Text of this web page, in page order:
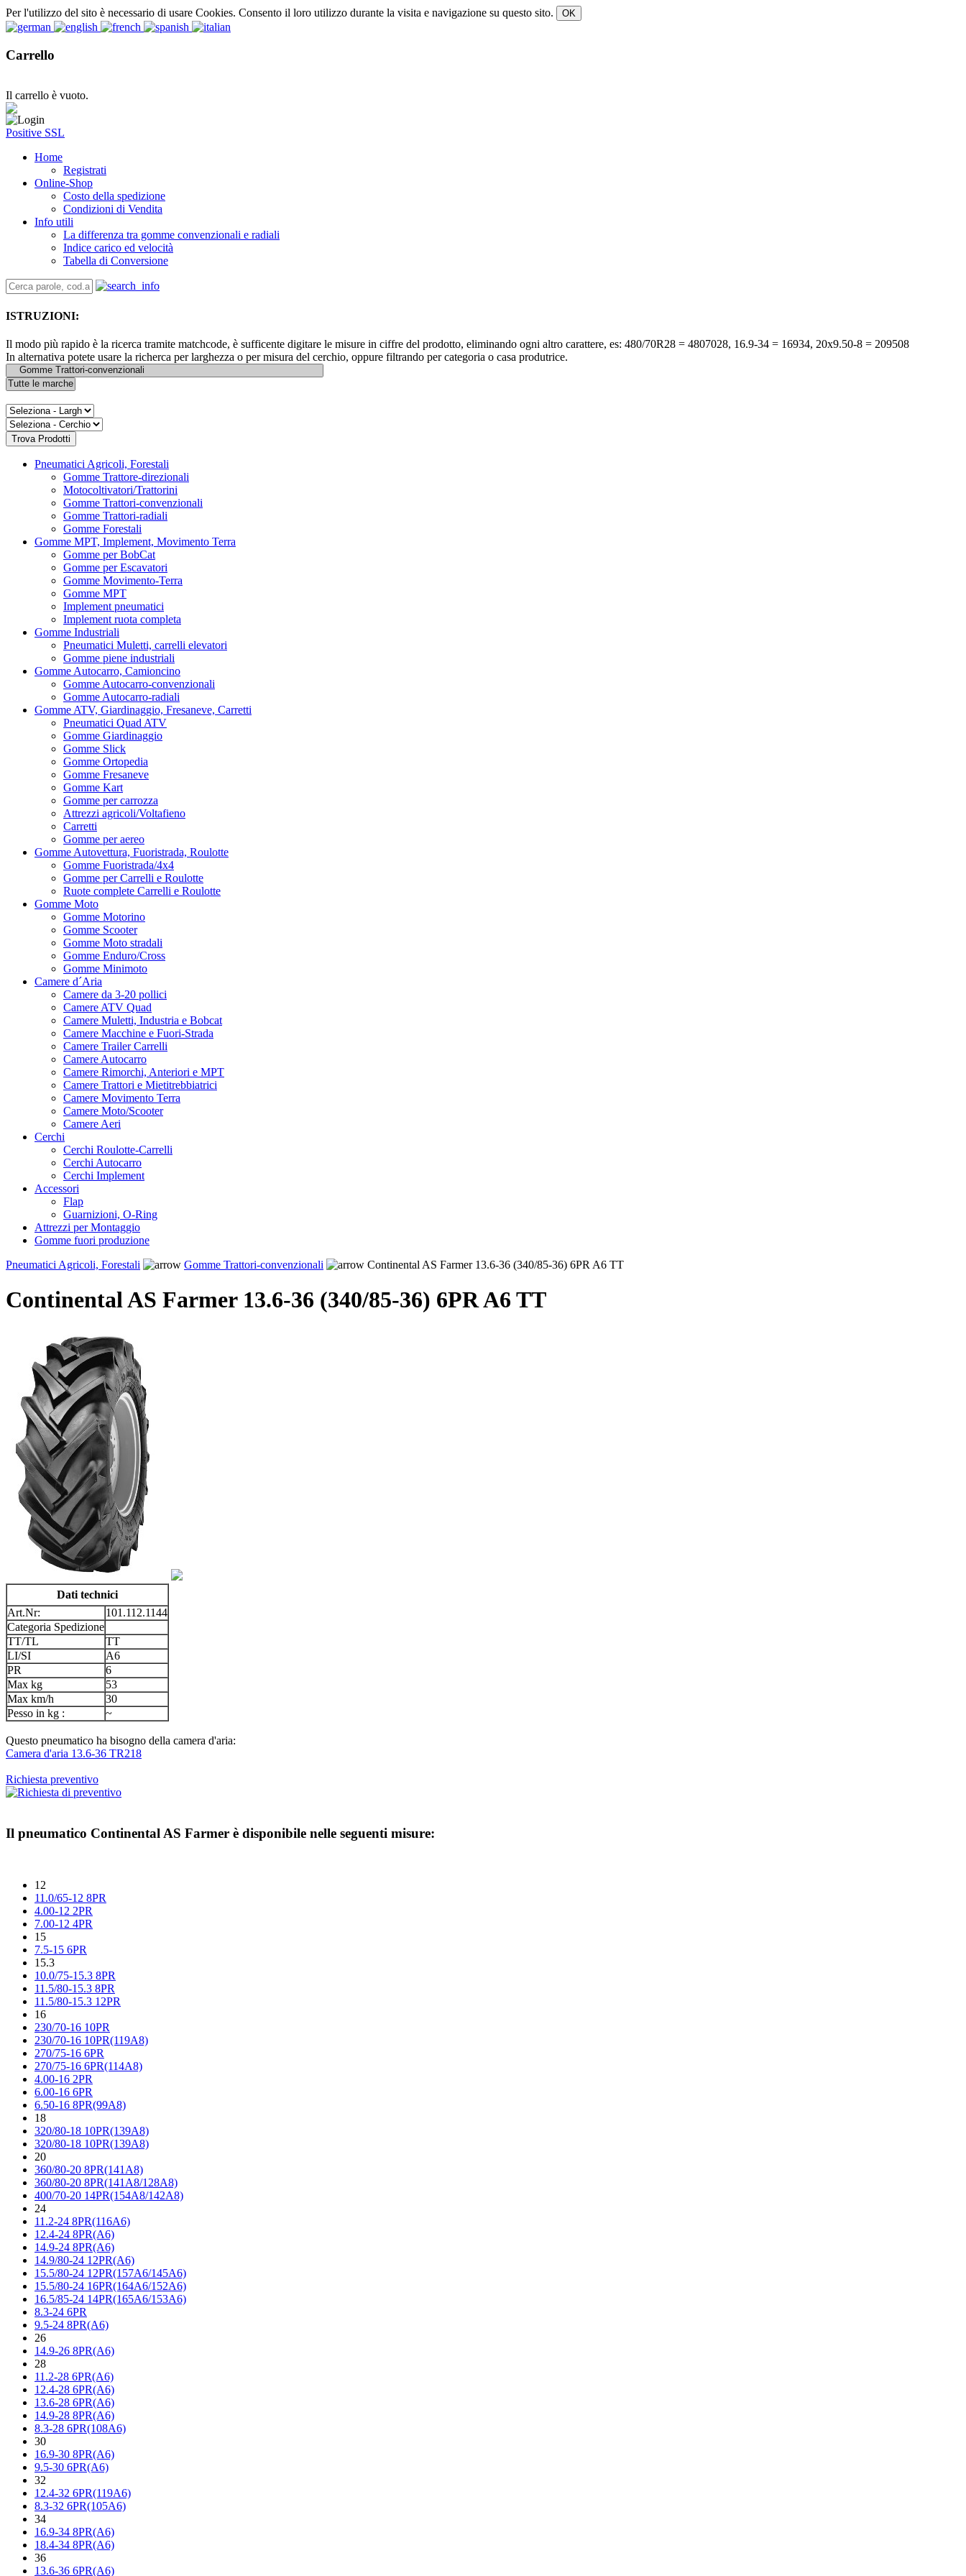
Per l'utilizzo del sito è necessario di usare Cookies. Consento il loro utilizzo durante la visita e navigazione su questo sito.
Carrello
Il carrello è vuoto.
Positive SSL
Home
Registrati
Online-Shop
Costo della spedizione
Condizioni di Vendita
Info utili
La differenza tra gomme convenzionali e radiali
Indice carico ed velocità
Tabella di Conversione
ISTRUZIONI:
Il modo più rapido è la ricerca tramite matchcode, è sufficente digitare le misure in ciffre del prodotto, eliminando ogni altro carattere, es: 480/70R28 = 4807028, 16.9-34 = 16934, 20x9.50-8 = 209508
In alternativa potete usare la richerca per larghezza o per misura del cerchio, oppure filtrando per categoria o casa produtrice.
Pneumatici Agricoli, Forestali
Gomme Trattore-direzionali
Motocoltivatori/Trattorini
Gomme Trattori-convenzionali
Gomme Trattori-radiali
Gomme Forestali
Gomme MPT, Implement, Movimento Terra
Gomme per BobCat
Gomme per Escavatori
Gomme Movimento-Terra
Gomme MPT
Implement pneumatici
Implement ruota completa
Gomme Industriali
Pneumatici Muletti, carrelli elevatori
Gomme piene industriali
Gomme Autocarro, Camioncino
Gomme Autocarro-convenzionali
Gomme Autocarro-radiali
Gomme ATV, Giardinaggio, Fresaneve, Carretti
Pneumatici Quad ATV
Gomme Giardinaggio
Gomme Slick
Gomme Ortopedia
Gomme Fresaneve
Gomme Kart
Gomme per carrozza
Attrezzi agricoli/Voltafieno
Carretti
Gomme per aereo
Gomme Autovettura, Fuoristrada, Roulotte
Gomme Fuoristrada/4x4
Gomme per Carrelli e Roulotte
Ruote complete Carrelli e Roulotte
Gomme Moto
Gomme Motorino
Gomme Scooter
Gomme Moto stradali
Gomme Enduro/Cross
Gomme Minimoto
Camere d´Aria
Camere da 3-20 pollici
Camere ATV Quad
Camere Muletti, Industria e Bobcat
Camere Macchine e Fuori-Strada
Camere Trailer Carrelli
Camere Autocarro
Camere Rimorchi, Anteriori e MPT
Camere Trattori e Mietitrebbiatrici
Camere Movimento Terra
Camere Moto/Scooter
Camere Aeri
Cerchi
Cerchi Roulotte-Carrelli
Cerchi Autocarro
Cerchi Implement
Accessori
Flap
Guarnizioni, O-Ring
Attrezzi per Montaggio
Gomme fuori produzione
Pneumatici Agricoli, Forestali
Gomme Trattori-convenzionali Continental AS Farmer 13.6-36 (340/85-36) 6PR A6 TT
Continental AS Farmer 13.6-36 (340/85-36) 6PR A6 TT
Dati technici
Art.Nr:
101.112.1144
Categoria Spedizione
TT/TL
TT
LI/SI
A6
PR
6
Max kg
53
Max km/h
30
Pesso in kg :
~
Questo pneumatico ha bisogno della camera d'aria:
Camera d'aria 13.6-36 TR218
Richiesta preventivo
Il pneumatico Continental AS Farmer è disponibile nelle seguenti misure:
12
11.0/65-12 8PR
4.00-12 2PR
7.00-12 4PR
15
7.5-15 6PR
15.3
10.0/75-15.3 8PR
11.5/80-15.3 8PR
11.5/80-15.3 12PR
16
230/70-16 10PR
230/70-16 10PR(119A8)
270/75-16 6PR
270/75-16 6PR(114A8)
4.00-16 2PR
6.00-16 6PR
6.50-16 8PR(99A8)
18
320/80-18 10PR(139A8)
320/80-18 10PR(139A8)
20
360/80-20 8PR(141A8)
360/80-20 8PR(141A8/128A8)
400/70-20 14PR(154A8/142A8)
24
11.2-24 8PR(116A6)
12.4-24 8PR(A6)
14.9-24 8PR(A6)
14.9/80-24 12PR(A6)
15.5/80-24 12PR(157A6/145A6)
15.5/80-24 16PR(164A6/152A6)
16.5/85-24 14PR(165A6/153A6)
8.3-24 6PR
9.5-24 8PR(A6)
26
14.9-26 8PR(A6)
28
11.2-28 6PR(A6)
12.4-28 6PR(A6)
13.6-28 6PR(A6)
14.9-28 8PR(A6)
8.3-28 6PR(108A6)
30
16.9-30 8PR(A6)
9.5-30 6PR(A6)
32
12.4-32 6PR(119A6)
8.3-32 6PR(105A6)
34
16.9-34 8PR(A6)
18.4-34 8PR(A6)
36
13.6-36 6PR(A6)